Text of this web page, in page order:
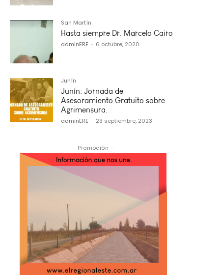
San Martín
Hasta siempre Dr. Marcelo Cairo
adminERE - 6 octubre, 2020
Junín
Junín: Jornada de
Asesoramiento Gratuito sobre
Agrimensura.
adminERE - 23 septiembre, 2023
- Promoción -